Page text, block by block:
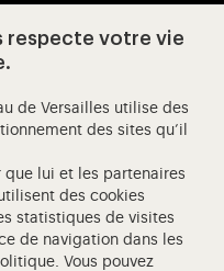
Facebook (ouverture
X (ouverture dans un
notre Instagram
notre YouTube
Versailles
respecte votre vie
de Versailles utilise des
des sites qu’il
que lui et les partenaires
des cookies
statistiques de visites
de navigation dans les
Vous pouvez